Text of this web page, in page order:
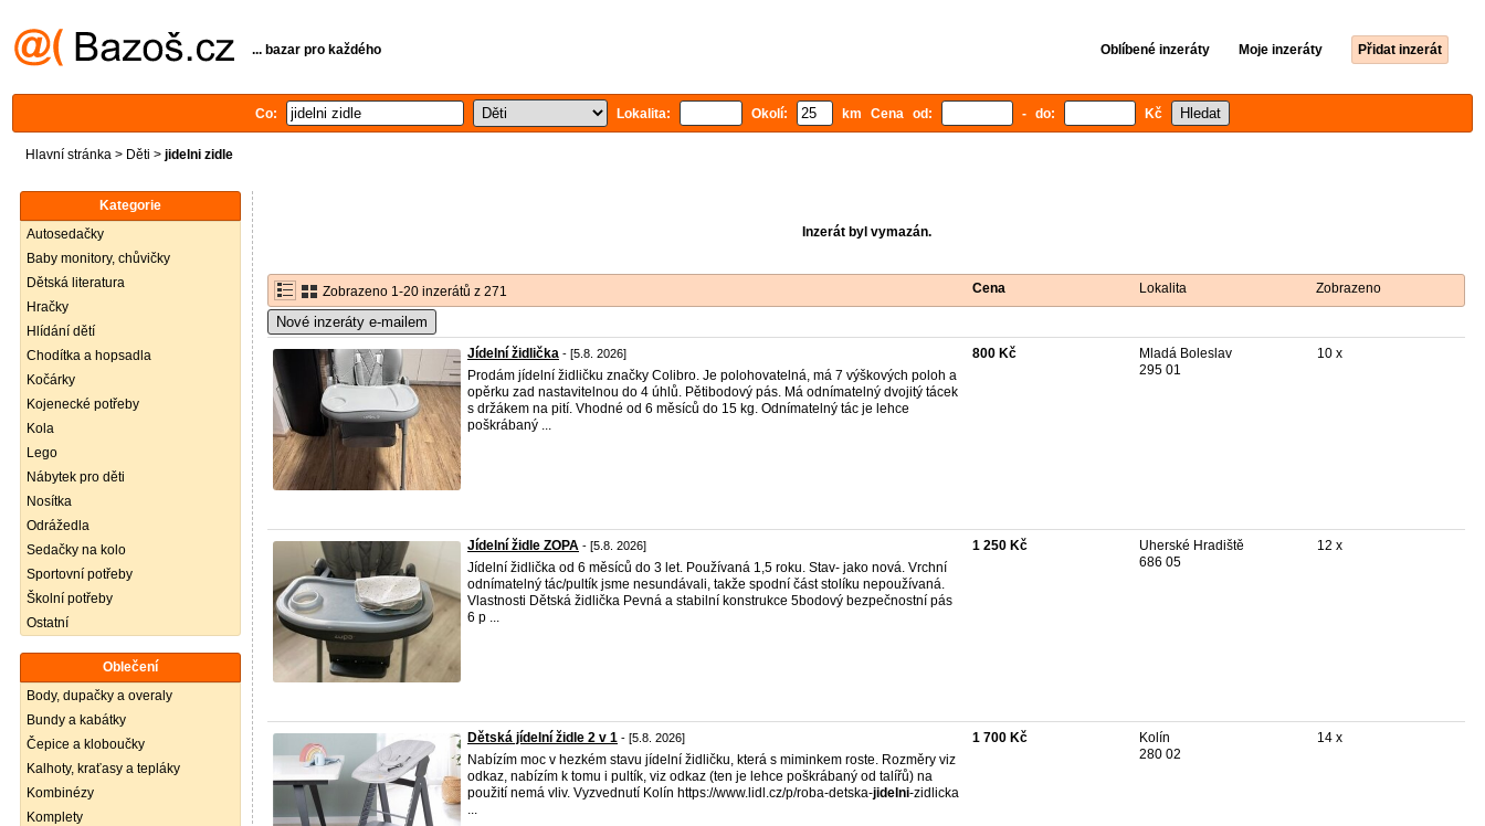
... bazar pro každého Oblíbené inzeráty Moje inzeráty Přidat inzerát
Co: Lokalita: Okolí: km Cena od: - do: Kč
Hlavní stránka > Děti > jidelni zidle
Kategorie
Autosedačky
Baby monitory, chůvičky
Dětská literatura
Hračky
Hlídání dětí
Chodítka a hopsadla
Kočárky
Kojenecké potřeby
Kola
Lego
Nábytek pro děti
Nosítka
Odrážedla
Sedačky na kolo
Sportovní potřeby
Školní potřeby
Ostatní
Oblečení
Body, dupačky a overaly
Bundy a kabátky
Čepice a kloboučky
Kalhoty, kraťasy a tepláky
Kombinézy
Komplety
Inzerát byl vymazán.
Zobrazeno 1-20 inzerátů z 271 Cena Lokalita Zobrazeno
Nové inzeráty e-mailem
Jídelní židlička - [5.8. 2026]
Prodám jídelní židličku značky Colibro. Je polohovatelná, má 7 výškových poloh a
opěrku zad nastavitelnou do 4 úhlů. Pětibodový pás. Má odnímatelný dvojitý tácek
s držákem na pití. Vhodné od 6 měsíců do 15 kg. Odnímatelný tác je lehce
poškrábaný ...
800 Kč
Mladá Boleslav
295 01
10 x
Jídelní židle ZOPA - [5.8. 2026]
Jídelní židlička od 6 měsíců do 3 let. Používaná 1,5 roku. Stav- jako nová. Vrchní
odnímatelný tác/pultík jsme nesundávali, takže spodní část stolíku nepoužívaná.
Vlastnosti Dětská židlička Pevná a stabilní konstrukce 5bodový bezpečnostní pás
6 p ...
1 250 Kč
Uherské Hradiště
686 05
12 x
Dětská jídelní židle 2 v 1 - [5.8. 2026]
Nabízím moc v hezkém stavu jídelní židličku, která s miminkem roste. Rozměry viz
odkaz, nabízím k tomu i pultík, viz odkaz (ten je lehce poškrábaný od talířů) na
použití nemá vliv. Vyzvednutí Kolín https://www.lidl.cz/p/roba-detska-jidelni-zidlicka
...
1 700 Kč
Kolín
280 02
14 x